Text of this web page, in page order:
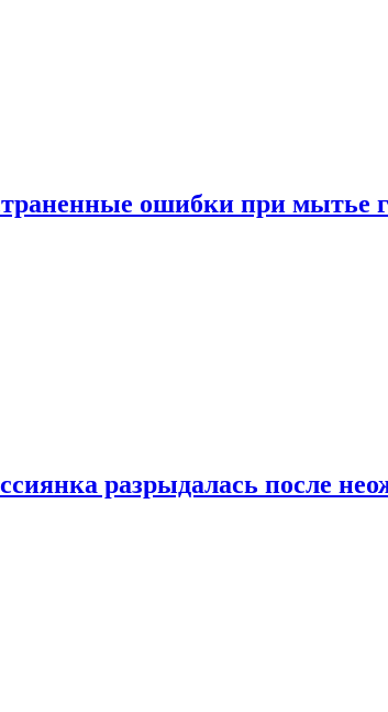
ошибки при мытье
разрыдалась после